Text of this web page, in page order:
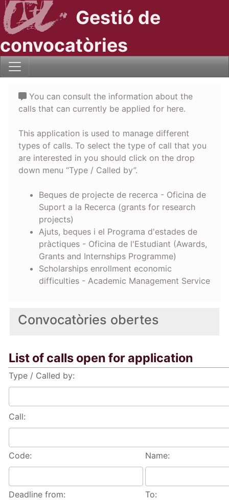
Gestió de
convocatòries
Convocatòries obertes
List of calls open for application
Type / Called by:
Call:
Code: Name:
Deadline from: To:
You can consult the information about the
calls that can currently be applied for here.
This application is used to manage different
types of calls. To select the type of call that you
are interested in you should click on the drop
down menu “Type / Called by”.
Beques de projecte de recerca - Oficina de
Suport a la Recerca (grants for research
projects)
Ajuts, beques i el Programa d'estades de
pràctiques - Oficina de l'Estudiant (Awards,
Grants and Internships Programme)
Scholarships enrollment economic
difficulties - Academic Management Service